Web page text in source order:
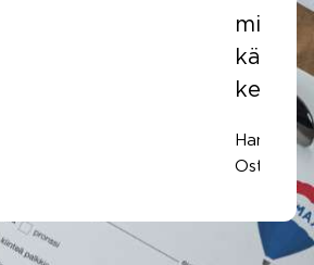
käydä
Hannu
Ostaja